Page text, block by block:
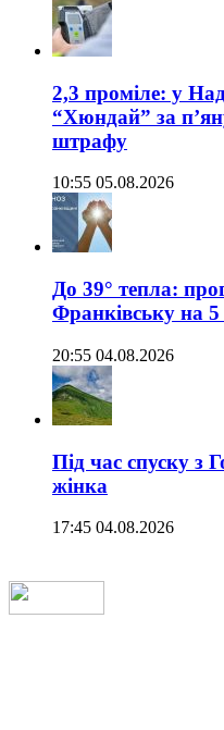
2,3 проміле: у
“Хюндай” за
штрафу
10:55 05.08.2026
До 39° тепла:
Франківську на 5
20:55 04.08.2026
Під час спуску з
жінка
17:45 04.08.2026